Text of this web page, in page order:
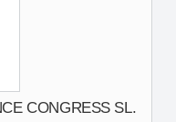
CONGRESS SL.